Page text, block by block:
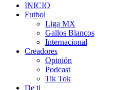
INICIO
Futbol
Liga MX
Gallos Blancos
Internacional
Creadores
Opinión
Podcast
Tik Tok
De ti